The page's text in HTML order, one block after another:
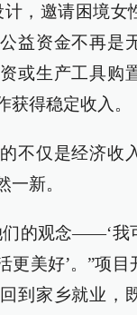
计，邀请困境女
益资金不再是
或生产工具购
获得稳定收入。
不仅是经济收
一新。
们的观念——‘我
更美好’。”项目
到家乡就业，